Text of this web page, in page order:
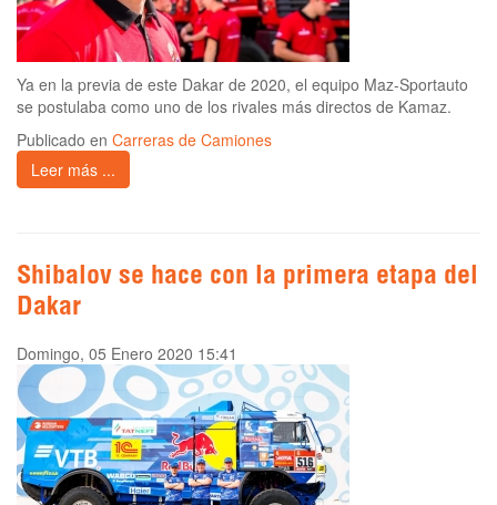
Ya en la previa de este Dakar de 2020, el equipo Maz-Sportauto
se postulaba como uno de los rivales más directos de Kamaz.
Publicado en Carreras de Camiones
Leer más ...
Shibalov se hace con la primera etapa del
Dakar
Domingo, 05 Enero 2020 15:41